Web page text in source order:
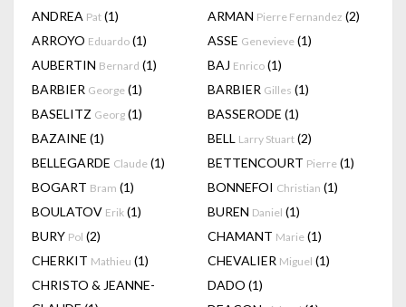
ANDREA Pat (1) ARMAN Pierre Fernandez (2)
ARROYO Eduardo (1) ASSE Genevieve (1)
AUBERTIN Bernard (1) BAJ Enrico (1)
BARBIER George (1) BARBIER Gilles (1)
BASELITZ Georg (1) BASSERODE (1)
BAZAINE (1) BELL Larry Stuart (2)
BELLEGARDE Claude (1) BETTENCOURT Pierre (1)
BOGART Bram (1) BONNEFOI Christian (1)
BOULATOV Erik (1) BUREN Daniel (1)
BURY Pol (2) CHAMANT Marie (1)
CHERKIT Mathieu (1) CHEVALIER Miguel (1)
CHRISTO & JEANNE-
DADO (1)